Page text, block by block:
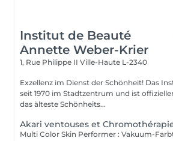
Institut de Beauté
Annette Weber-Krier
1, Rue Philippe II Ville-Haute L-2340
Exzellenz im Dienst der Schönheit! Das Institut befindet sich
seit 1970 im Stadtzentrum und ist
das älteste Schönheits...
Akari ventouses et